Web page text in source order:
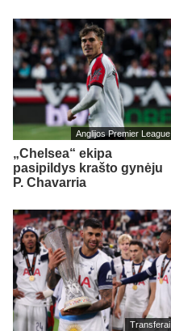
Anglijos Premier League
„Chelsea“ ekipa
pasipildys krašto gynėju
P. Chavarria
Transferai